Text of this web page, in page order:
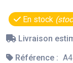
En stock
Livraison
Référence :